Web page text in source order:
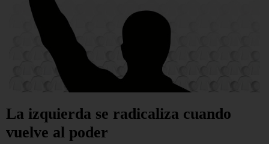
La izquierda se radicaliza cuando
vuelve al poder